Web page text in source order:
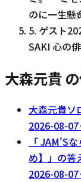
のに一生懸
5. ゲスト
SAKI 心の
大森元貴
大森元貴ソ
2026-08-07·
「 JAM'S
め】」の答
2026-08-07·